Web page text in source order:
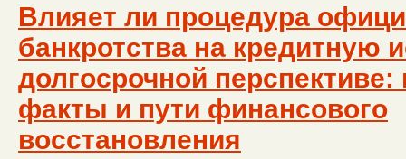
Влияет ли процедура
банкротства на кредитную
долгосрочной
факты и пути финансового
восстановления